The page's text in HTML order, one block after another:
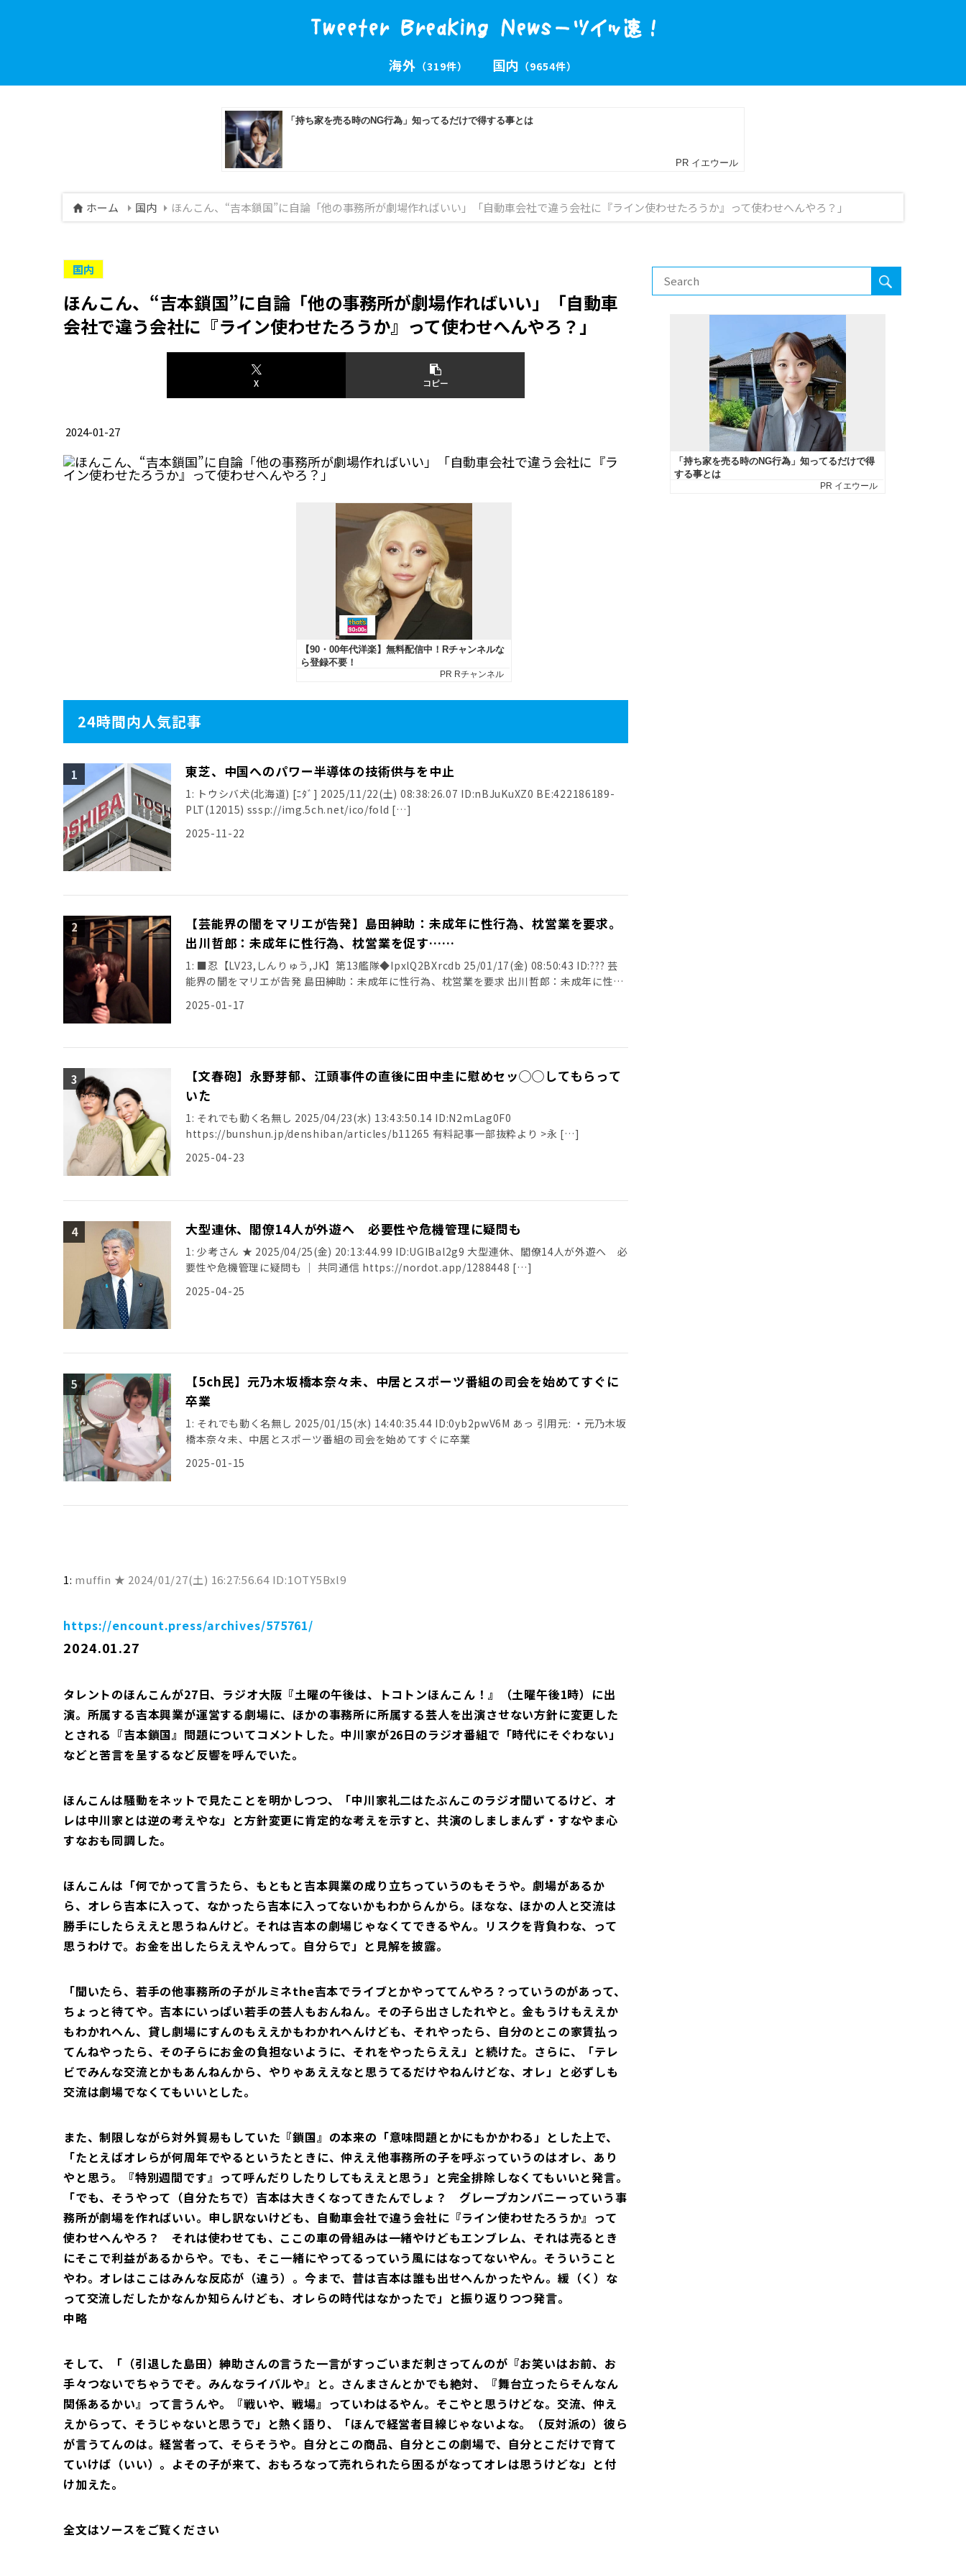
海外 （319件） 国内 （9654件）
ホーム 国内 ほんこん、“吉本鎖国”に自論「他の事務所が劇場作ればいい」「自動車会社で違う会社に『ライン使わせたろうか』って使わせへんやろ？」
国内
ほんこん、“吉本鎖国”に自論「他の事務所が劇場作ればいい」「自動車
会社で違う会社に『ライン使わせたろうか』って使わせへんやろ？」
X コピー
2024-01-27
24時間内人気記事
東芝、中国へのパワー半導体の技術供与を中止
1: トウシバ犬(北海道) [ﾆﾀﾞ] 2025/11/22(土) 08:38:26.07 ID:nBJuKuXZ0 BE:422186189-
PLT(12015) sssp://img.5ch.net/ico/fold […]
2025-11-22
【芸能界の闇をマリエが告発】島田紳助：未成年に性行為、枕営業を要求。
出川哲郎：未成年に性行為、枕営業を促す……
1: ■忍【LV23,しんりゅう,JK】第13艦隊◆IpxlQ2BXrcdb 25/01/17(金) 08:50:43 ID:??? 芸
能界の闇をマリエが告発 島田紳助：未成年に性行為、枕営業を要求 出川哲郎：未成年に性
2025-01-17
【文春砲】永野芽郁、江頭事件の直後に田中圭に慰めセッ◯◯してもらって
いた
1: それでも動く名無し 2025/04/23(水) 13:43:50.14 ID:N2mLag0F0
https://bunshun.jp/denshiban/articles/b11265 有料記事一部抜粋より >永 […]
2025-04-23
大型連休、閣僚14人が外遊へ 必要性や危機管理に疑問も
1: 少考さん ★ 2025/04/25(金) 20:13:44.99 ID:UGIBal2g9 大型連休、閣僚14人が外遊へ 必
要性や危機管理に疑問も ｜ 共同通信 https://nordot.app/1288448 […]
2025-04-25
【5ch民】元乃木坂橋本奈々未、中居とスポーツ番組の司会を始めてすぐに
卒業
1: それでも動く名無し 2025/01/15(水) 14:40:35.44 ID:0yb2pwV6M あっ 引用元: ・元乃木坂
橋本奈々未、中居とスポーツ番組の司会を始めてすぐに卒業
2025-01-15
1: muffin ★ 2024/01/27(土) 16:27:56.64 ID:1OTY5Bxl9
https://encount.press/archives/575761/
2024.01.27
タレントのほんこんが27日、ラジオ大阪『土曜の午後は、トコトンほんこん！』（土曜午後1時）に出
演。所属する吉本興業が運営する劇場に、ほかの事務所に所属する芸人を出演させない方針に変更した
とされる『吉本鎖国』問題についてコメントした。中川家が26日のラジオ番組で「時代にそぐわない」
などと苦言を呈するなど反響を呼んでいた。
ほんこんは騒動をネットで見たことを明かしつつ、「中川家礼二はたぶんこのラジオ聞いてるけど、オ
レは中川家とは逆の考えやな」と方針変更に肯定的な考えを示すと、共演のしましまんず・すなやま心
すなおも同調した。
ほんこんは「何でかって言うたら、もともと吉本興業の成り立ちっていうのもそうや。劇場があるか
ら、オレら吉本に入って、なかったら吉本に入ってないかもわからんから。ほなな、ほかの人と交流は
勝手にしたらええと思うねんけど。それは吉本の劇場じゃなくてできるやん。リスクを背負わな、って
思うわけで。お金を出したらええやんって。自分らで」と見解を披露。
「聞いたら、若手の他事務所の子がルミネthe吉本でライブとかやっててんやろ？っていうのがあって、
ちょっと待てや。吉本にいっぱい若手の芸人もおんねん。その子ら出さしたれやと。金もうけもええか
もわかれへん、貸し劇場にすんのもええかもわかれへんけども、それやったら、自分のとこの家賃払っ
てんねやったら、その子らにお金の負担ないように、それをやったらええ」と続けた。さらに、「テレ
ビでみんな交流とかもあんねんから、やりゃあええなと思うてるだけやねんけどな、オレ」と必ずしも
交流は劇場でなくてもいいとした。
また、制限しながら対外貿易もしていた『鎖国』の本来の「意味問題とかにもかかわる」とした上で、
「たとえばオレらが何周年でやるというたときに、仲ええ他事務所の子を呼ぶっていうのはオレ、あり
やと思う。『特別週間です』って呼んだりしたりしてもええと思う」と完全排除しなくてもいいと発言。
「でも、そうやって（自分たちで）吉本は大きくなってきたんでしょ？ グレープカンパニーっていう事
務所が劇場を作ればいい。申し訳ないけども、自動車会社で違う会社に『ライン使わせたろうか』って
使わせへんやろ？ それは使わせても、ここの車の骨組みは一緒やけどもエンブレム、それは売るとき
にそこで利益があるからや。でも、そこ一緒にやってるっていう風にはなってないやん。そういうこと
やわ。オレはここはみんな反応が（違う）。今まで、昔は吉本は誰も出せへんかったやん。緩（く）な
って交流しだしたかなんか知らんけども、オレらの時代はなかったで」と振り返りつつ発言。
中略
そして、「（引退した島田）紳助さんの言うた一言がすっごいまだ刺さってんのが『お笑いはお前、お
手々つないでちゃうでぞ。みんなライバルや』と。さんまさんとかでも絶対、『舞台立ったらそんなん
関係あるかい』って言うんや。『戦いや、戦場』っていわはるやん。そこやと思うけどな。交流、仲え
えからって、そうじゃないと思うで」と熱く語り、「ほんで経営者目線じゃないよな。（反対派の）彼ら
が言うてんのは。経営者って、そらそうや。自分とこの商品、自分とこの劇場で、自分とこだけで育て
ていけば（いい）。よその子が来て、おもろなって売れられたら困るがなってオレは思うけどな」と付
け加えた。
全文はソースをご覧ください